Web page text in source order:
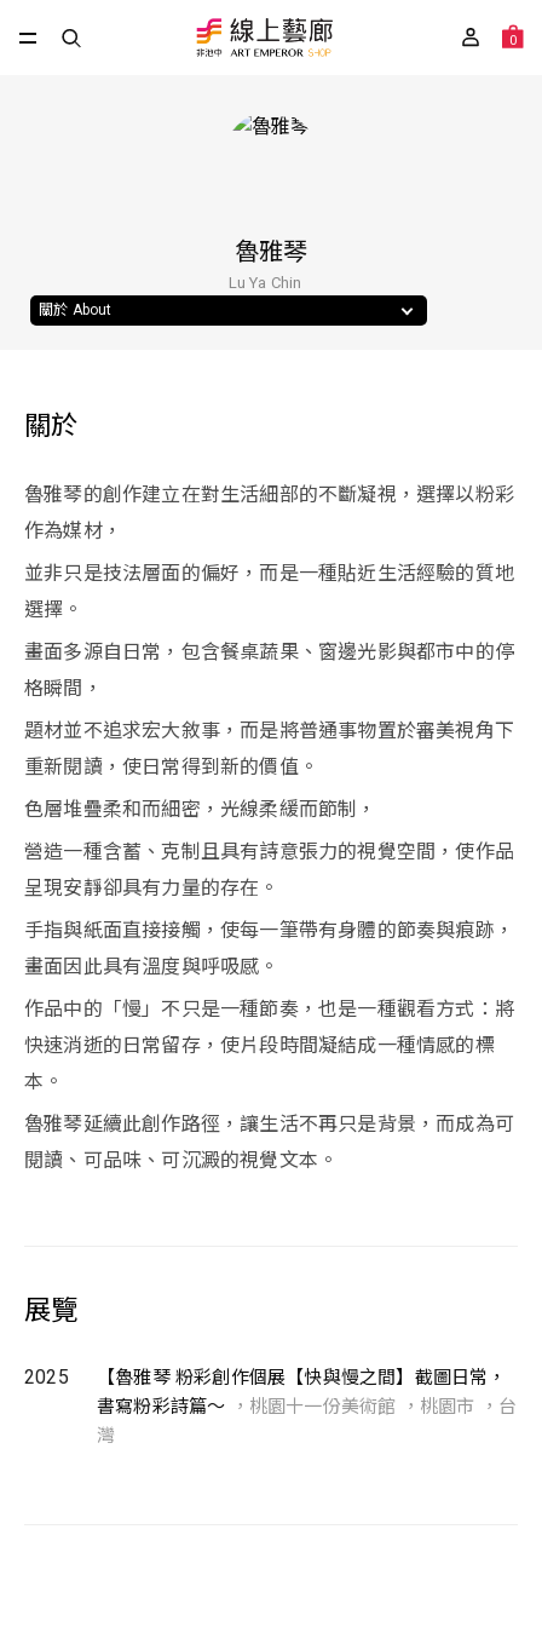
0
魯雅琴
Lu Ya Chin
關於 About
關於
魯雅琴的創作建立在對生活細部的不斷凝視，選擇以粉彩
作為媒材，
並非只是技法層面的偏好，而是一種貼近生活經驗的質地
選擇。
畫面多源自日常，包含餐桌蔬果、窗邊光影與都市中的停
格瞬間，
題材並不追求宏大敘事，而是將普通事物置於審美視角下
重新閱讀，使日常得到新的價值。
色層堆疊柔和而細密，光線柔緩而節制，
營造一種含蓄、克制且具有詩意張力的視覺空間，使作品
呈現安靜卻具有力量的存在。
手指與紙面直接接觸，使每一筆帶有身體的節奏與痕跡，
畫面因此具有溫度與呼吸感。
作品中的「慢」不只是一種節奏，也是一種觀看方式：將
快速消逝的日常留存，使片段時間凝結成一種情感的標
本。
魯雅琴延續此創作路徑，讓生活不再只是背景，而成為可
閱讀、可品味、可沉澱的視覺文本。
展覽
2025
【魯雅琴 粉彩創作個展【快與慢之間】截圖日常，
書寫粉彩詩篇～ ，桃園十一份美術館 ，桃園市 ，台
灣